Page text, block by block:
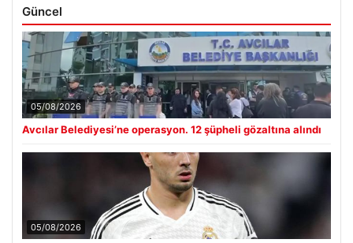
Güncel
05/08/2026
Avcılar Belediyesi’ne operasyon. 12 şüpheli gözaltına alındı
05/08/2026